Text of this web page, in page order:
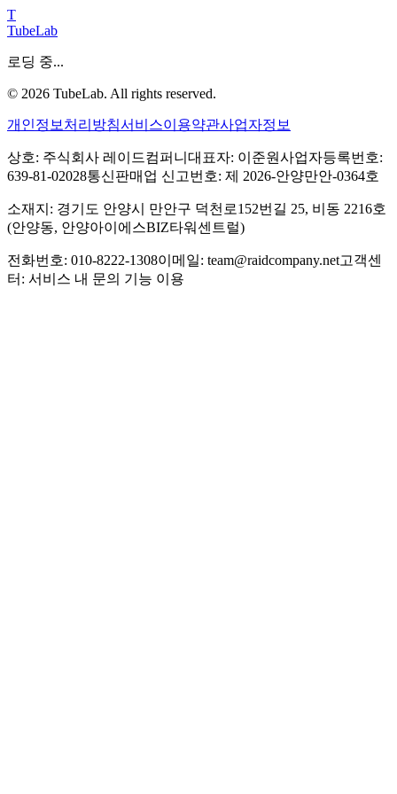
T
TubeLab
로딩 중...
© 2026 TubeLab. All rights reserved.
개인정보처리방침서비스이용약관사업자정보
상호: 주식회사 레이드컴퍼니 대표자: 이준원사업자등록번호:
639-81-02028통신판매업 신고번호: 제 2026-안양만안-0364호
소재지: 경기도 안양시 만안구 덕천로152번길 25, 비동 2216호
(안양동, 안양아이에스BIZ타워센트럴)
전화번호: 010-8222-1308이메일: team@raidcompany.net고객센
터: 서비스 내 문의 기능 이용